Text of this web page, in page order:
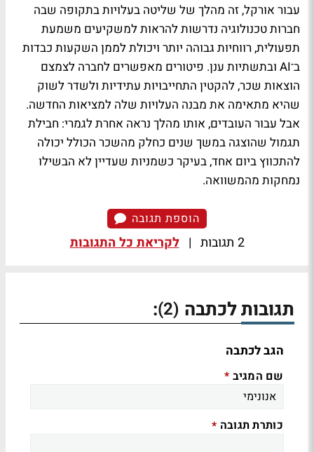
עבור אורקל, זה מהלך של שליטה בעלויות בתקופה שבה
חברות טכנולוגיה נדרשות להראות למשקיעים משמעת
תפעולית, רווחיות גבוהה יותר ויכולת לממן השקעות כבדות
ב־AI ובתשתיות ענן. פיטורים מאפשרים לחברה לצמצם
הוצאות שכר, להקטין התחייבויות עתידיות ולשדר לשוק
שהיא מתאימה את מבנה העלויות שלה למציאות החדשה.
אבל עבור העובדים, אותו מהלך נראה אחרת לגמרי: חבילת
תגמול שהוצגה במשך שנים כחלק מהשכר הכולל יכולה
להתכווץ ביום אחד, בעיקר כשמניות שעדיין לא הבשילו
נמחקות מהמשוואה.
הוספת תגובה
2 תגובות | לקריאת כל התגובות
תגובות לכתבה (2)
:
הגב לכתבה
שם המגיב *
כותרת תגובה *